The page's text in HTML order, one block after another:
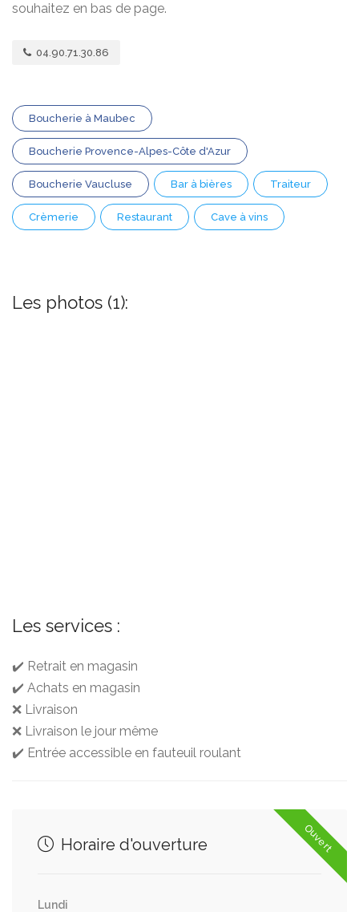
souhaitez en bas de page.
04.90.71.30.86
Boucherie à Maubec
Boucherie Provence-Alpes-Côte d'Azur
Boucherie Vaucluse Bar à bières Traiteur
Crèmerie Restaurant Cave à vins
Les photos (1):
Les services :
✔️ Retrait en magasin
✔️ Achats en magasin
❌ Livraison
❌ Livraison le jour même
✔️ Entrée accessible en fauteuil roulant
Ouvert
Horaire d'ouverture
Lundi